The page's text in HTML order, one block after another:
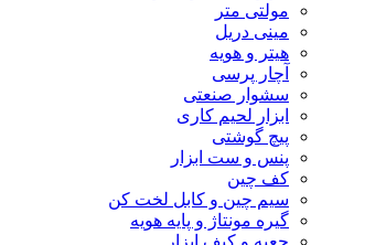
مولتی متر
مینی دریل
هیتر و هویه
آچار پرسی
سشوار صنعتی
ابزار لحیم کاری
پیچ گوشتی
پنس و ست ابزار
کف چین
سیم چین و کابل لخت کن
گیره مونتاژ و پایه هویه
جعبه و کیف ابزار